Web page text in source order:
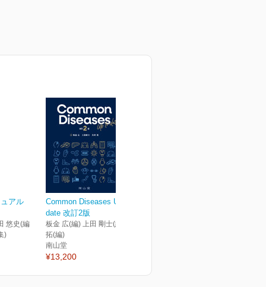
ュアル
悠史(編
)
Common Diseases Up to
date 改訂2版
板金 広(編) 上田 剛士(編) 矢吹
拓(編)
南山堂
¥13,200